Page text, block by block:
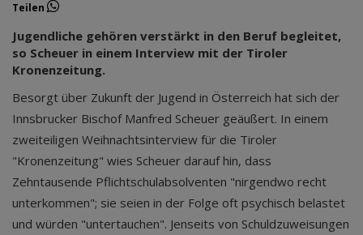
Teilen
Jugendliche gehören verstärkt in den Beruf begleitet,
so Scheuer in einem Interview mit der Tiroler
Kronenzeitung.
Besorgt über Zukunft der Jugend in Österreich hat sich der
Innsbrucker Bischof Manfred Scheuer geäußert. In einem
zweiteiligen Weihnachtsinterview für die Tiroler
"Kronenzeitung" wies Scheuer darauf hin, dass
Zehntausende Pflichtschulabsolventen "nirgendwo recht
unterkommen"; sie seien in der Folge oft psychisch belastet
und würden "untertauchen". Jenseits von Schuldzuweisungen